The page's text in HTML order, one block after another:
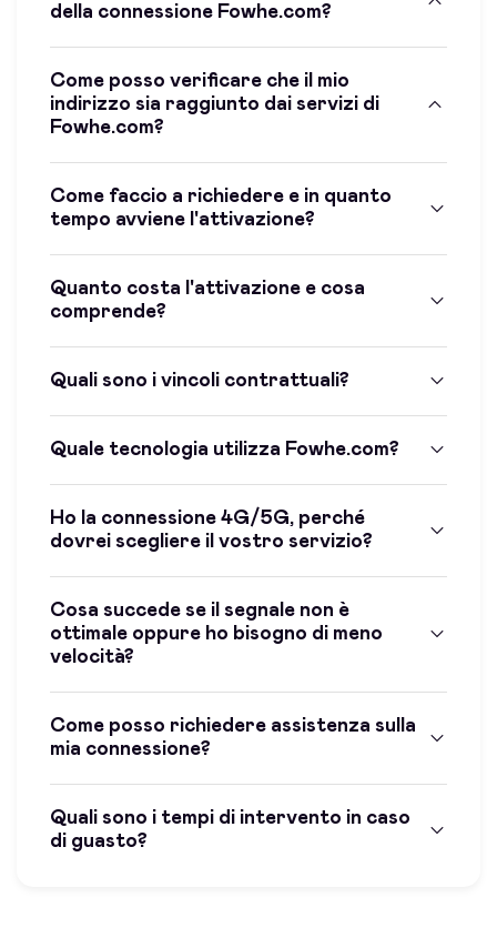
della connessione Fowhe.com?
Come posso verificare che il mio
indirizzo sia raggiunto dai servizi di
Fowhe.com?
Come faccio a richiedere e in quanto
tempo avviene l'attivazione?
Quanto costa l'attivazione e cosa
comprende?
Quali sono i vincoli contrattuali?
Quale tecnologia utilizza Fowhe.com?
Ho la connessione 4G/5G, perché
dovrei scegliere il vostro servizio?
Cosa succede se il segnale non è
ottimale oppure ho bisogno di meno
velocità?
Come posso richiedere assistenza sulla
mia connessione?
Quali sono i tempi di intervento in caso
di guasto?